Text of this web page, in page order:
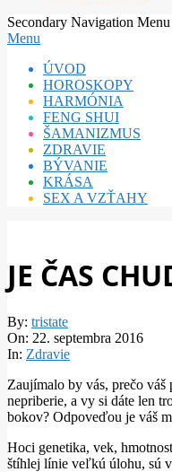
Secondary Navigation Menu
Menu
ÚVOD
HOROSKOPY
HARMÓNIA
FENG SHUI
ŠAMANIZMUS
ZDRAVIE
BÝVANIE
KRÁSA
SEX A VZŤAHY
JE ČAS
By: tristate
On: 22. septembra 2016
In: Zdravie
Zaujímalo by vás, prečo
nepriberie, a vy si dáte len
bokov? Odpoveďou je váš
Hoci genetika, vek,
štíhlej línie veľkú úlohu, sú